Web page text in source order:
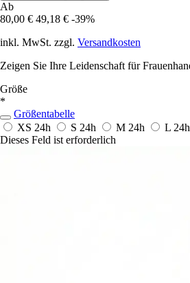
Ab
80,00 € 49,18 € -39%
inkl. MwSt. zzgl. Versandkosten
Zeigen Sie Ihre Leidenschaft für
Größe
*
Größentabelle
XS 24h S 24h M 24h L 24h
Dieses Feld ist erforderlich